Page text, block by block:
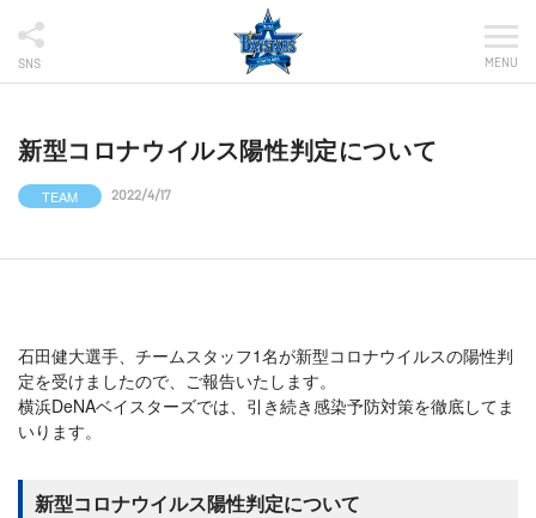
SNS MENU
新型コロナウイルス陽性判定について
TEAM 2022/4/17
石田健大選手、チームスタッフ1名が新型コロナウイルスの陽性判
定を受けましたので、ご報告いたします。
横浜DeNAベイスターズでは、引き続き感染予防対策を徹底してま
いります。
新型コロナウイルス陽性判定について